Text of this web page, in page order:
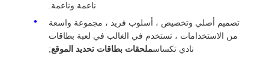
ناعمة وناعمة.
تصميم أصلي وتخصيص ، أسلوب فريد ، مجموعة واسعة
من الاستخدامات ، تستخدم في الغالب في لعبة بطاقات
نادي تكساسملحقات بطاقات تحديد الموقع;